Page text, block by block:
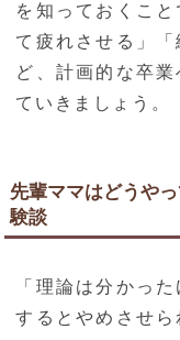
を知っておくこ
て疲れさせる」
ど、計画的な卒
ていきましょう。
先輩ママはどうや
験談
「理論は分かっ
するとやめさせ